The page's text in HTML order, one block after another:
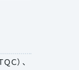
Ｃ）、